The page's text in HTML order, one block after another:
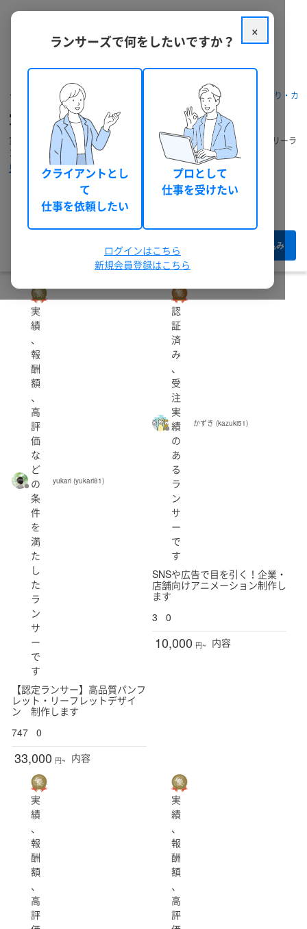
クラウドソーシング ランサーズ パッケージを探す 宣伝の見積もり・カ
宣伝の依頼・発注・代行
宣伝に関する依頼相談・無料見積もりができます。宣伝に強いプロのフリーラ
ンス・外注先探しにおすすめです。
見積もりから納品までの流れ
173件のうち 1 - 60 件表示
絞り込み
個人・法人
都道府県
指定しない
北海道
山形県
茨城県 群馬県 埼玉県 千葉県
東京都
新潟県
長野県
岐阜県 静岡県 愛知県
滋賀県
和歌山県
鳥取県
徳島県
性別
出品者のランク
認定ランサー
シルバー
ブロンズ
レギュラー
実
績
、
報
酬
額
、
高
評
価
な
ど
の
条
件
を
満
た
し
た
ラ
ン
サ
ー
で
す
yukari (yukari81)
【認定ランサー】高品質パンフ
レット・リーフレットデザイ
ン 制作します
747
0
33,000 円~ 内容
認
証
済
み
、
受
注
実
績
の
あ
る
ラ
ン
サ
ー
で
す
かずき (kazuki51)
SNSや広告で目を引く！企業・
店舗向けアニメーション制作し
ます
3
0
10,000 円~ 内容
実
績
、
報
酬
額
、
高
評
実
績
、
報
酬
額
、
高
評
×
ランサーズで何をしたいですか？
クライアントとし
て
仕事を依頼したい
プロとして
仕事を受けたい
ログインはこちら
新規会員登録はこちら